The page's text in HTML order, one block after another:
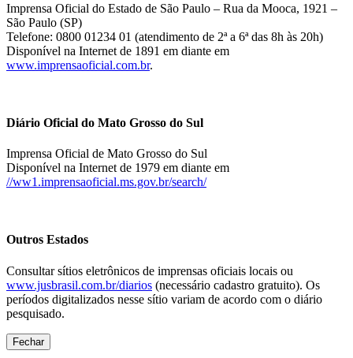
Imprensa Oficial do Estado de São Paulo – Rua da Mooca, 1921 –
São Paulo (SP)
Telefone: 0800 01234 01 (atendimento de 2ª a 6ª das 8h às 20h)
Disponível na Internet de 1891 em diante em
www.imprensaoficial.com.br.
Diário Oficial do Mato Grosso do Sul
Imprensa Oficial de Mato Grosso do Sul
Disponível na Internet de 1979 em diante em
//ww1.imprensaoficial.ms.gov.br/search/
Outros Estados
Consultar sítios eletrônicos de imprensas oficiais locais ou
www.jusbrasil.com.br/diarios (necessário cadastro gratuito). Os
períodos digitalizados nesse sítio variam de acordo com o diário
pesquisado.
Fechar